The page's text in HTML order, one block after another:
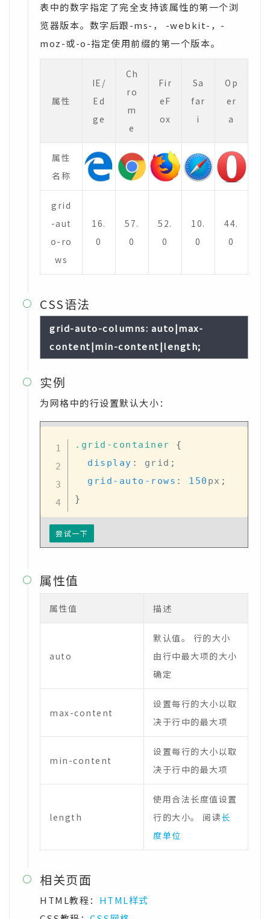
表中的数字指定了完全支持该属性的第一个浏
览器版本。数字后跟-ms-， -webkit-，-
moz-或-o-指定使用前缀的第一个版本。
属性
IE/
Ed
ge
Ch
ro
m
e
Fir
eF
ox
Sa
far
i
Op
er
a
属性
名称
grid
-aut
o-ro
ws
16.
0
57.
0
52.
0
10.
0
44.
0
 CSS语法
grid-auto-columns: auto|max-
content|min-content|length;
 实例
为网格中的行设置默认大小：
.grid-container
{
display : grid ;
grid-auto-rows : 150 px ;
}
尝试一下
 属性值
属性值 描述
auto
默认值。 行的大小
由行中最大项的大小
确定
max-content
设置每行的大小以取
决于行中的最大项
min-content
设置每行的大小以取
决于行中的最大项
length
使用合法长度值设置
行的大小。 阅读长
度单位
 相关页面
HTML教程： HTML样式